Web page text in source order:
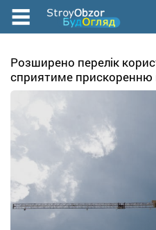
Перейти
содержанию
Розширено перелік
сприятиме прискоренню